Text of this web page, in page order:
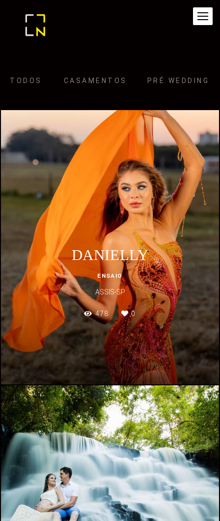
TODOS CASAMENTOS PRÉ WEDDING
DANIELLY
ENSAIO
ASSIS-SP
478 0